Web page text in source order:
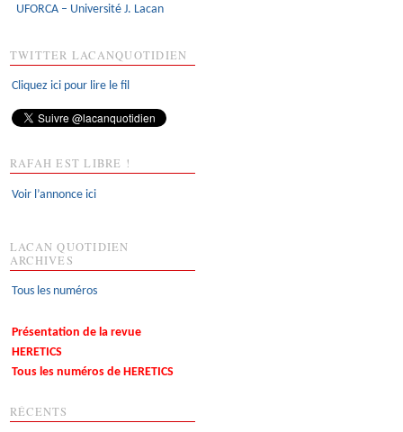
UFORCA – Université J. Lacan
TWITTER LACANQUOTIDIEN
Cliquez ici pour lire le fil
RAFAH EST LIBRE !
Voir l’annonce ici
LACAN QUOTIDIEN
ARCHIVES
Tous les numéros
Présentation de la revue
HERETICS
Tous les numéros de HERETICS
RÉCENTS